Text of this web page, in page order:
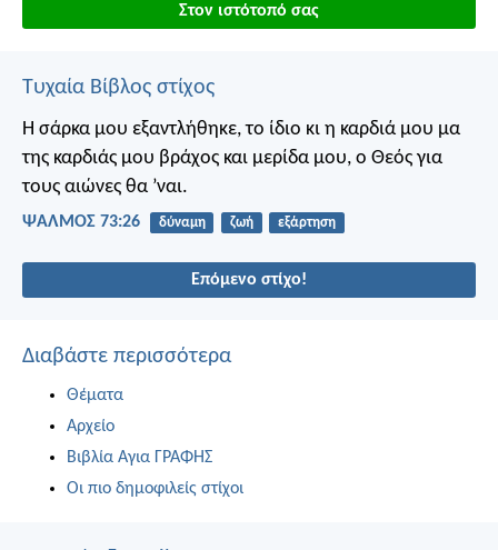
Στον ιστότοπό σας
Τυχαία Βίβλος στίχος
Η σάρκα μου εξαντλήθηκε, το ίδιο κι η καρδιά μου μα
της καρδιάς μου βράχος και μερίδα μου, ο Θεός για
τους αιώνες θα ’ναι.
ΨΑΛΜΌΣ 73:26 δύναμη ζωή εξάρτηση
Επόμενο στίχο!
Διαβάστε περισσότερα
Θέματα
Αρχείο
Βιβλία Αγια ΓΡΑΦΗΣ
Οι πιο δημοφιλείς στίχοι